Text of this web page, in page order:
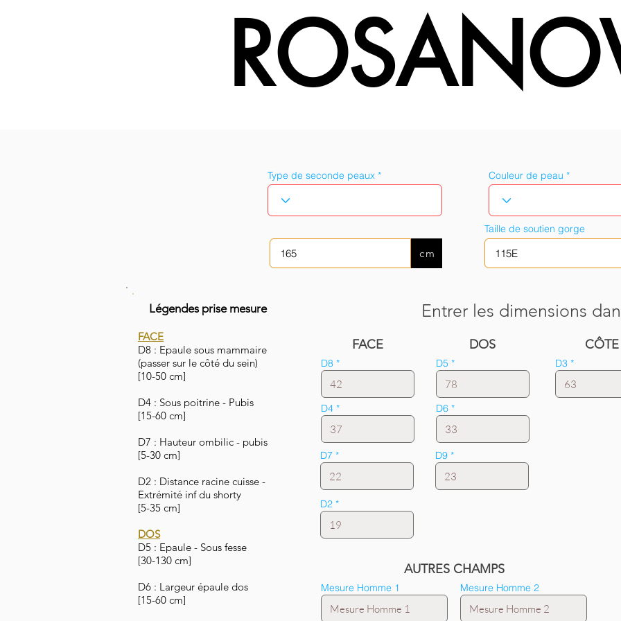
Type de seconde peaux
cm
Couleur de peau
Taille de soutien gorge
Entrer les dimensions
FACE DOS CÔTE
D8
D4
D7
D5
D6
D9
D3
D2
AUTRES CHAMPS
Mesure Homme 1 Mesure Homme 2
Légendes prise mesure
FACE
D8 : Epaule sous mammaire
(passer sur le côté du sein)
[10-50 cm]
D4 : Sous poitrine - Pubis
[15-60 cm]
D7 : Hauteur ombilic - pubis
[5-30 cm]
D2 : Distance racine cuisse -
Extrémité inf du shorty
[5-35 cm]
DOS
D5 : Epaule - Sous fesse
[30-130 cm]
D6 : Largeur épaule dos
[15-60 cm]